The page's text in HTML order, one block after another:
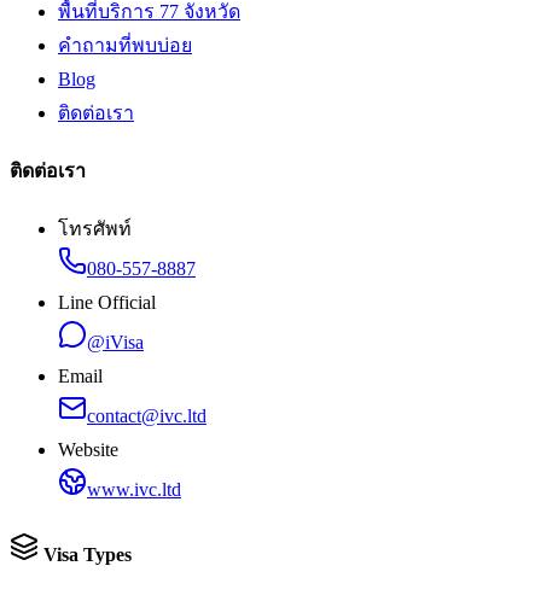
พื้นที่บริการ 77 จังหวัด
คำถามที่พบบ่อย
Blog
ติดต่อเรา
ติดต่อเรา
โทรศัพท์
080-557-8887
Line Official
@iVisa
Email
contact@ivc.ltd
Website
www.ivc.ltd
Visa Types